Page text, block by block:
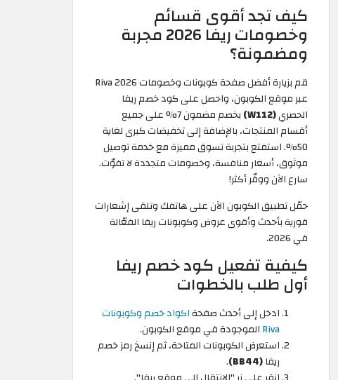
كيف تجد أقوى قسائم
وخصومات ريفا 2026 مجربة
ومضمونة؟
قم بزيارة أفضل صفحة كوبونات وخصومات Riva 2026
عبر موقع الكوبون، واحصل على كود خصم ريفا
الحصري(W112)
بخصم مضمون 7% على جميع
أقسام المنتجات، بالإضافة إلى تخفيضات كبرى لغاية
50%. استمتع بتجربة تسوق مميزة مع خدمة توصيل
موثوق، أسعار منافسة، وخصومات متجددة لا تفوّت.
سارع الآن ووفّر أكثر!
حمّل تطبيق الكوبون الآن على هاتفك وتلقى إشعارات
فورية بأحدث وأقوى عروض وكوبونات ريفا الفعّالة
في 2026.
كيفية تفعيل كود خصم ريفا
أول طلب بالخطوات
ادخل إلى أحدث صفحةاكواد خصم وكوبونات
Riva الموجودة في موقع الكوبون.
استعرض الكوبونات المتاحة، ثم إنسخ رمز خصم
ريفا(BB44)
.